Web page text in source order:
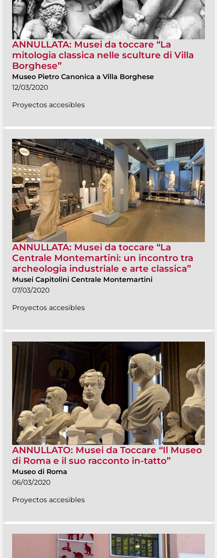
ANNULLATA: Musei da toccare “La
mitologia classica nelle sculture di Villa
Borghese”
Museo Pietro Canonica a Villa Borghese
12/03/2020
Proyectos accesibles
ANNULLATA: Musei da toccare “La
Centrale Montemartini: un incontro tra
archeologia industriale e arte classica”
Musei Capitolini Centrale Montemartini
07/03/2020
Proyectos accesibles
ANNULLATO: Musei da Toccare “Il Museo
di Roma e il suo racconto in-tatto”
Museo di Roma
06/03/2020
Proyectos accesibles